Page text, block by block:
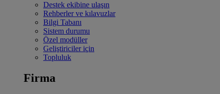
Destek ekibine ulaşın
Rehberler ve kılavuzlar
Bilgi Tabanı
Sistem durumu
Özel modüller
Geliştiriciler için
Topluluk
Firma